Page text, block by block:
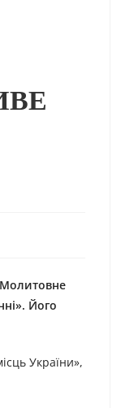
Молитовне
Його
України»,